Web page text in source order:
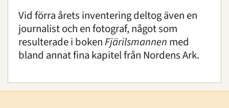
Vid förra årets inventering deltog även en
journalist och en fotograf, något som
resulterade i bokenFjärilsmannen med
bland annat fina kapitel från Nordens Ark.